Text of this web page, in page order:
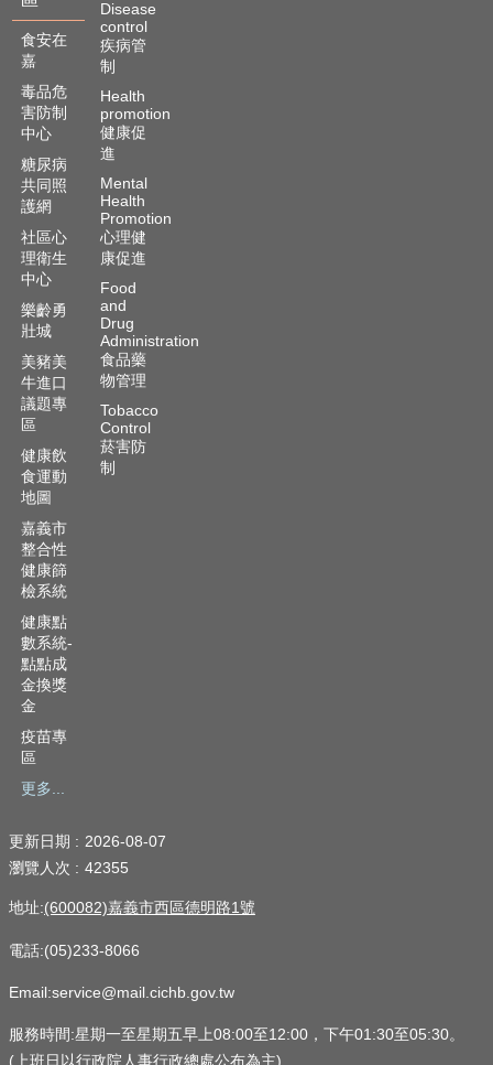
食安在
嘉
毒品危
害防制
中心
糖尿病
共同照
護網
社區心
理衛生
中心
樂齡勇
壯城
美豬美
牛進口
議題專
區
健康飲
食運動
地圖
嘉義市
整合性
健康篩
檢系統
健康點
數系統-
點點成
金換獎
金
疫苗專
區
更多...
Disease
control
疾病管
制
Health
promotion
健康促
進
Mental
Health
Promotion
心理健
康促進
Food
and
Drug
Administration
食品藥
物管理
Tobacco
Control
菸害防
制
更新日期
2026-08-07
瀏覽人次
42355
地址:(600082)嘉義市西區德明路1號
電話:(05)233-8066
Email:service@mail.cichb.gov.tw
服務時間:星期一至星期五早上08:00至12:00，下午01:30至05:30。
(上班日以行政院人事行政總處公布為主)